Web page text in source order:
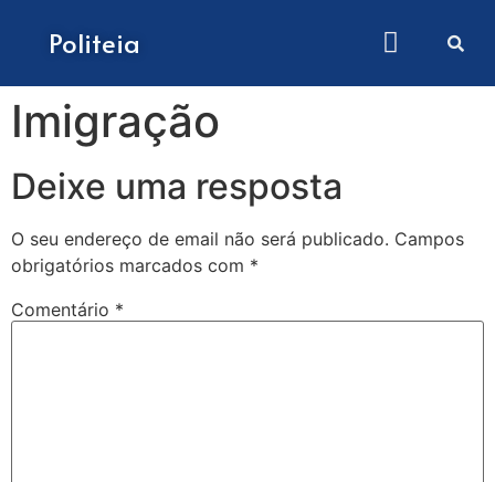
Politeia
Imigração
Deixe uma resposta
O seu endereço de email não será publicado. Campos
obrigatórios marcados com *
Comentário *